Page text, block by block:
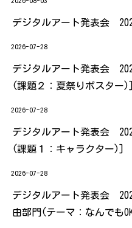
デジタルアート発表会
2026-07-28
デジタルアート発表会
(課題２：夏祭りポスター)]
2026-07-28
デジタルアート発表会
(課題１：キャラクター)]
2026-07-28
デジタルアート発表会
由部門(テーマ：なんでも